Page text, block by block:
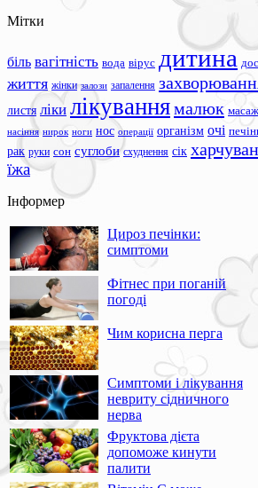
Мітки
біль вагітність вода вірус дитина
життя жінки залози запалення
листя ліки лікуваннямалюк масаж
насіння нирок ноги нос операції організм очі
рак руки сон суглоби схуднення сік
їжа
Інформер
Цироз печінки:
симптоми
Фітнес при поганій
погоді
Чим корисна перга
Симптоми і лікування
невриту сідничного
нерва
Фруктова дієта
допоможе кинути
палити